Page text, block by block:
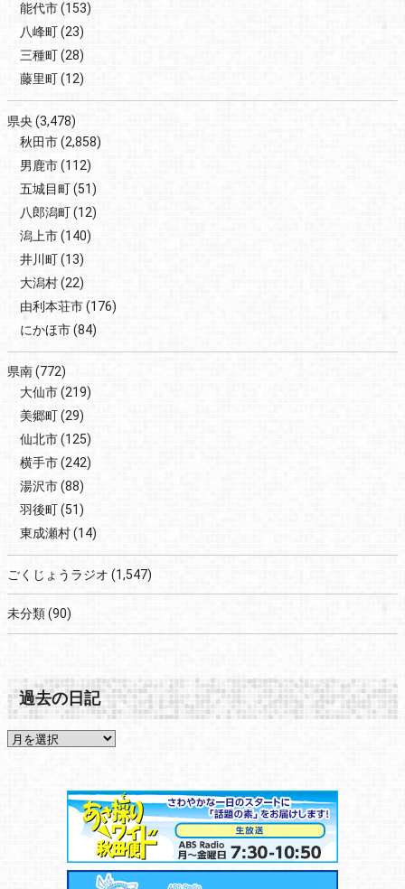
能代市(153)
八峰町(23)
三種町(28)
藤里町(12)
県央 (3,478)
秋田市(2,858)
男鹿市(112)
五城目町(51)
八郎潟町(12)
潟上市(140)
井川町(13)
大潟村(22)
由利本荘市(176)
にかほ市(84)
県南(772)
大仙市(219)
美郷町(29)
仙北市(125)
横手市(242)
湯沢市(88)
羽後町(51)
東成瀬村(14)
ごくじょうラジオ (1,547)
未分類(90)
過去の日記